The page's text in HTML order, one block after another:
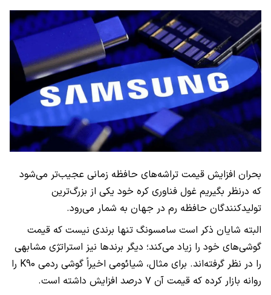
بحران افزایش قیمت تراشه‌های حافظه زمانی عجیب‌تر می‌شود
که درنظر بگیریم غول فناوری کره خود یکی از بزرگ‌ترین
تولیدکنندگان حافظه رم در جهان به شمار می‌رود.
البته شایان ذکر است سامسونگ تنها برندی نیست که قیمت
گوشی‌های خود را زیاد می‌کند؛ دیگر برندها نیز استراتژی مشابهی
را در نظر گرفته‌اند. برای مثال، شیائومی اخیراً گوشی ردمی K90 را
روانه بازار کرده که قیمت آن ۷ درصد افزایش داشته است.